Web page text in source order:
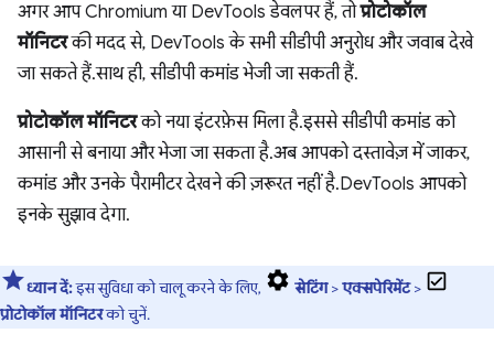
अगर आप Chromium या DevTools डेवलपर हैं, तोप्रोटोकॉल
मॉनिटरकी मदद से, DevTools के सभी सीडीपी अनुरोध और जवाब देखे
जा सकते हैं. साथ ही, सीडीपी कमांड भेजी जा सकती हैं.
प्रोटोकॉल मॉनिटरको नया इंटरफ़ेस मिला है. इससे सीडीपी कमांड को
आसानी से बनाया और भेजा जा सकता है. अब आपको दस्तावेज़ में जाकर,
कमांड और उनके पैरामीटर देखने की ज़रूरत नहीं है. DevTools आपको
इनके सुझाव देगा.
ध्यान दें:इस सुविधा को चालू करने के लिए, सेटिंग>एक्सपेरिमेंट>
प्रोटोकॉल मॉनिटरको चुनें.